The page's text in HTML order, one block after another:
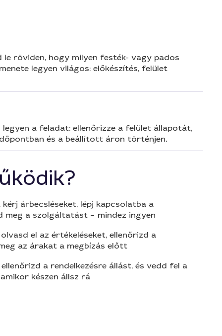
röviden, hogy milyen festék- vagy pados
legyen világos: előkészítés, felület
a feladat: ellenőrizze a felület állapotát,
és a beállított áron történjen.
árbecsléseket, lépj kapcsolatba a
meg a szolgáltatást – mindez ingyen
el az értékeléseket, ellenőrizd a
az árakat a megbízás előtt
a rendelkezésre állást, és vedd fel a
készen állsz rá